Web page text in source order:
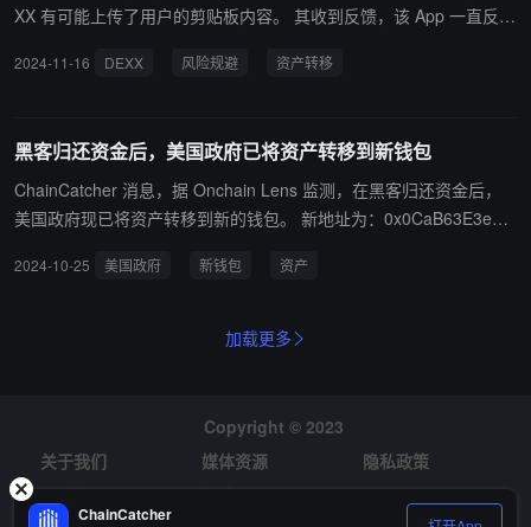
XX 有可能上传了用户的剪贴板内容。 其收到反馈，该 App 一直反复
词，可能需要尽快转移资产。
2024-11-16 DEXX 风险规避 资产转移
黑客归还资金后，美国政府已将资产转移到新钱包
ChainCatcher 消息，据 Onchain Lens 监测，在黑客归还资金后，
美国政府现已将资产转移到新的钱包。 新地址为：0x0CaB63E3e97
2024-10-25 美国政府 新钱包 资产
加载更多
Copyright © 2023
关于我们
媒体资源
隐私政策
风险提示
招聘
ChainCatcher